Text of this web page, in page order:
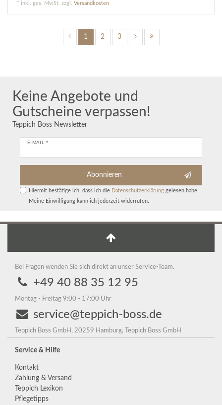
* inkl. ges. MwSt. zzgl.Versandkosten
1 2 3
Keine Angebote und
Gutscheine verpassen!
Teppich Boss Newsletter
E-MAIL *
Abonnieren
Hiermit bestätige ich, dass ich die Daten­schutz­erklärunggelesen habe.
Meine Einwilligung kann ich jederzeit widerrufen.
Bei Fragen wenden Sie sich direkt an unser Service-Team.
+49 40 88 35 12 95
Montag - Freitag 9:00 - 17:00 Uhr
service@teppich-boss.de
Teppich Boss GmbH, 20259 Hamburg, Teppich Boss GmbH
Service & Hilfe
Kontakt
Zahlung & Versand
Teppich Lexikon
Pflegetipps